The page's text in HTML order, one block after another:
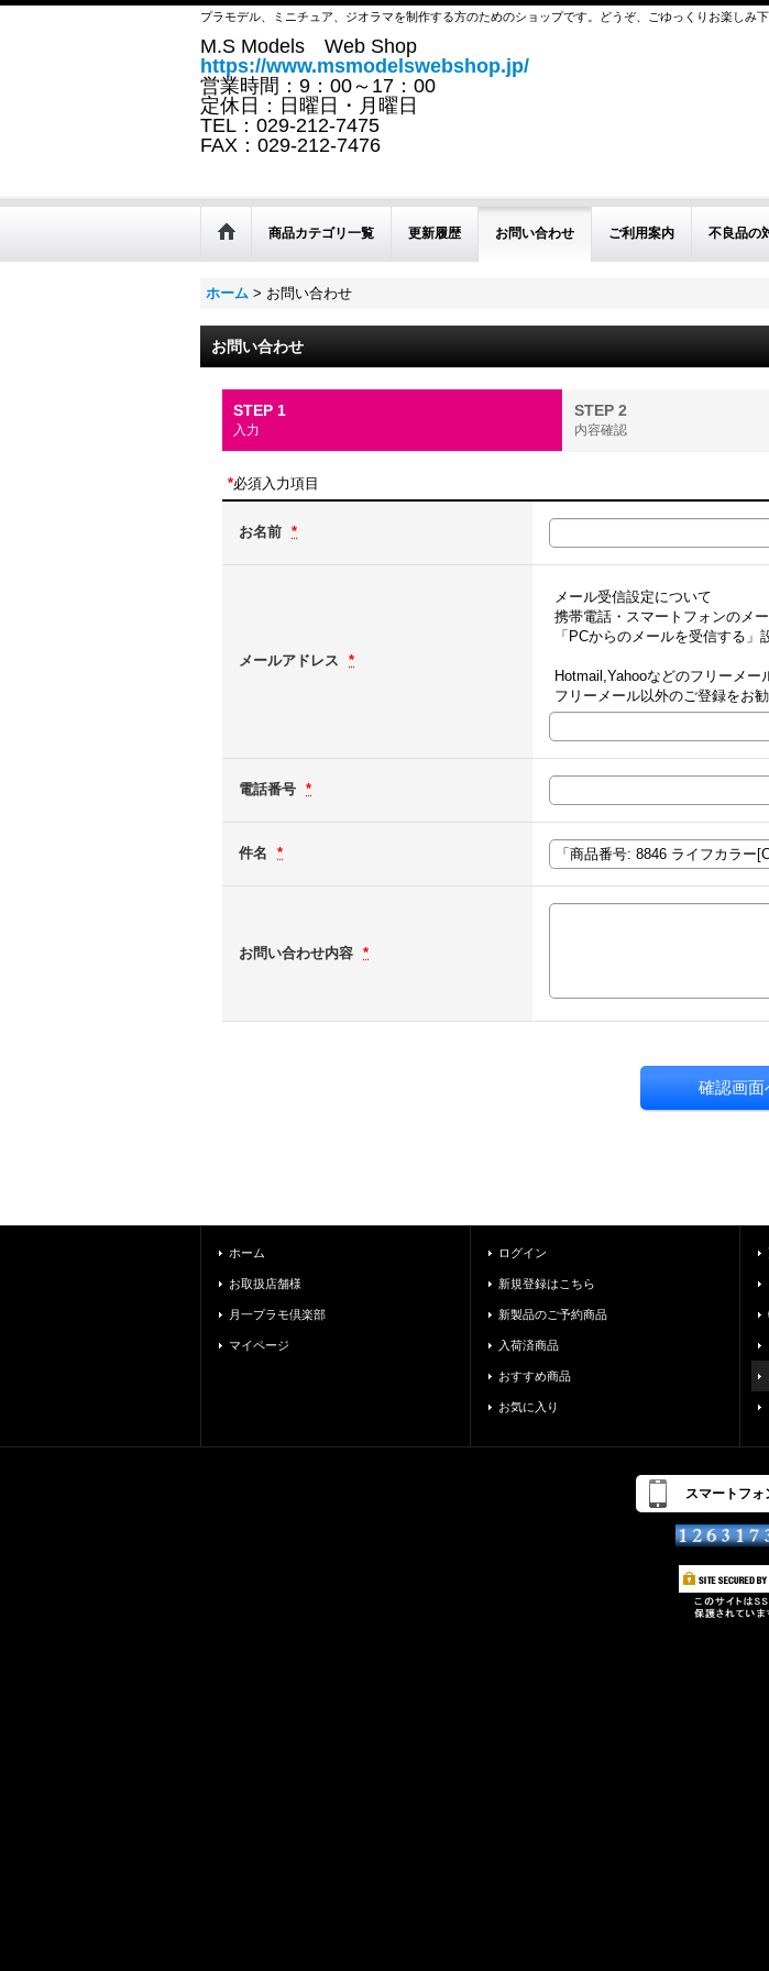
プラモデル、ミニチュア、ジオラマを制作する方のためのショップです。どうぞ、ごゆっくりお楽しみ
M.S Models Web Shop
https://www.msmodelswebshop.jp/
営業時間：9：00～17：00
定休日：日曜日・月曜日
TEL：029-212-7475
FAX：029-212-7476
商品カテゴリ一覧 更新履歴 お問い合わせ ご利用案内 不良品の
ホーム > お問い合わせ
お問い合わせ
STEP 1
入力
STEP 2
内容確認
*必須入力項目
お名前 *
メールアドレス *
メール受信設定について
携帯電話・スマートフォンのメ
「PCからのメールを受信する」
Hotmail,Yahooなどのフリーメー
フリーメール以外のご登録をお勧
電話番号 *
件名 *
お問い合わせ内容 *
ホーム
お取扱店舗様
月一プラモ倶楽部
マイページ
ログイン
新規登録はこちら
新製品のご予約商品
入荷済商品
おすすめ商品
お気に入り
スマートフォ